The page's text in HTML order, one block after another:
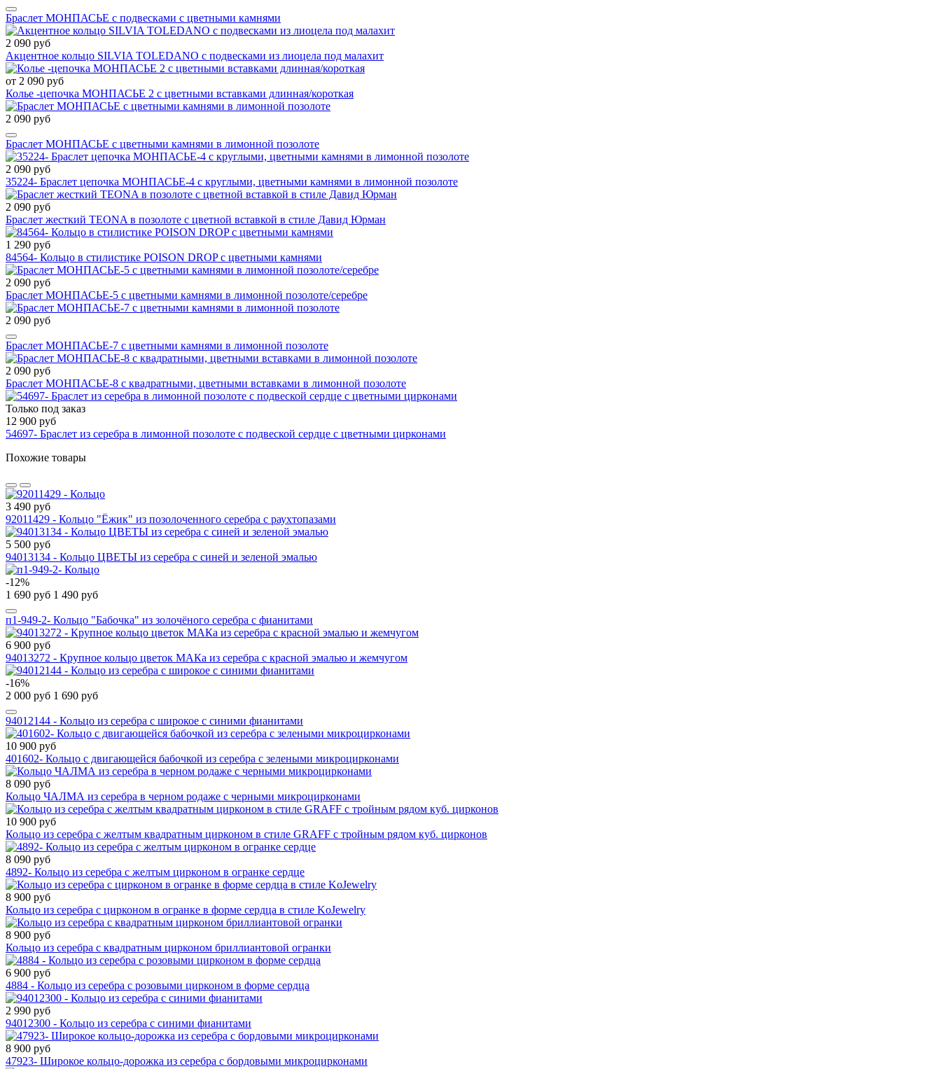
Браслет МОНПАСЬЕ с подвесками с цветными камнями
2 090 руб
Акцентное кольцо SILVIA TOLEDANO с подвесками из лиоцела под малахит
от 2 090 руб
Колье -цепочка МОНПАСЬЕ 2 с цветными вставками длинная/короткая
2 090 руб
Браслет МОНПАСЬЕ с цветными камнями в лимонной позолоте
2 090 руб
35224- Браслет цепочка МОНПАСЬЕ-4 с круглыми, цветными камнями в лимонной позолоте
2 090 руб
Браслет жесткий TEONA в позолоте с цветной вставкой в стиле Давид Юрман
1 290 руб
84564- Кольцо в стилистике POISON DROP с цветными камнями
2 090 руб
Браслет МОНПАСЬЕ-5 с цветными камнями в лимонной позолоте/серебре
2 090 руб
Браслет МОНПАСЬЕ-7 с цветными камнями в лимонной позолоте
2 090 руб
Браслет МОНПАСЬЕ-8 с квадратными, цветными вставками в лимонной позолоте
Только под заказ
12 900 руб
54697- Браслет из серебра в лимонной позолоте с подвеской сердце с цветными цирконами
Похожие товары
3 490 руб
92011429 - Кольцо "Ёжик" из позолоченного серебра с раухтопазами
5 500 руб
94013134 - Кольцо ЦВЕТЫ из серебра с синей и зеленой эмалью
-12%
1 690 руб 1 490 руб
п1-949-2- Кольцо "Бабочка" из золочёного серебра c фианитами
6 900 руб
94013272 - Крупное кольцо цветок МАКа из серебра с красной эмалью и жемчугом
-16%
2 000 руб 1 690 руб
94012144 - Кольцо из серебра с широкое с синими фианитами
10 900 руб
401602- Кольцо c двигающейся бабочкой из серебра с зелеными микроцирконами
8 090 руб
Кольцо ЧАЛМА из серебра в черном родаже с черными микроцирконами
10 900 руб
Кольцо из серебра с желтым квадратным цирконом в стиле GRAFF с тройным рядом куб. цирконов
8 090 руб
4892- Кольцо из серебра с желтым цирконом в огранке сердце
8 900 руб
Кольцо из серебра с цирконом в огранке в форме сердца в стиле KoJewelry
8 900 руб
Кольцо из серебра с квадратным цирконом бриллиантовой огранки
6 900 руб
4884 - Кольцо из серебра с розовыми цирконом в форме сердца
2 990 руб
94012300 - Кольцо из серебра с синими фианитами
8 900 руб
47923- Широкое кольцо-дорожка из серебра с бордовыми микроцирконами